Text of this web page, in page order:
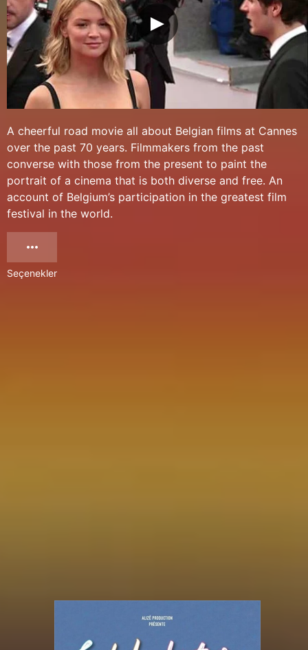
A cheerful road movie all about Belgian films at Cannes
over the past 70 years. Filmmakers from the past
converse with those from the present to paint the
portrait of a cinema that is both diverse and free. An
account of Belgium’s participation in the greatest film
festival in the world.
Seçenekler